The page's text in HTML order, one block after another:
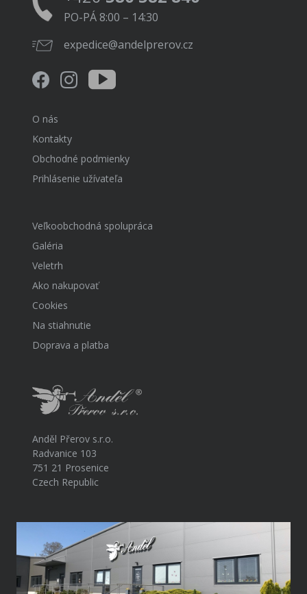
PO-PÁ 8:00 – 14:30
expedice@andelprerov.cz
O nás
Kontakty
Obchodné podmienky
Prihlásenie užívateľa
Veľkoobchodná spolupráca
Galéria
Veletrh
Ako nakupovať
Cookies
Na stiahnutie
Doprava a platba
Anděl Přerov s.r.o.
Radvanice 103
751 21 Prosenice
Czech Republic